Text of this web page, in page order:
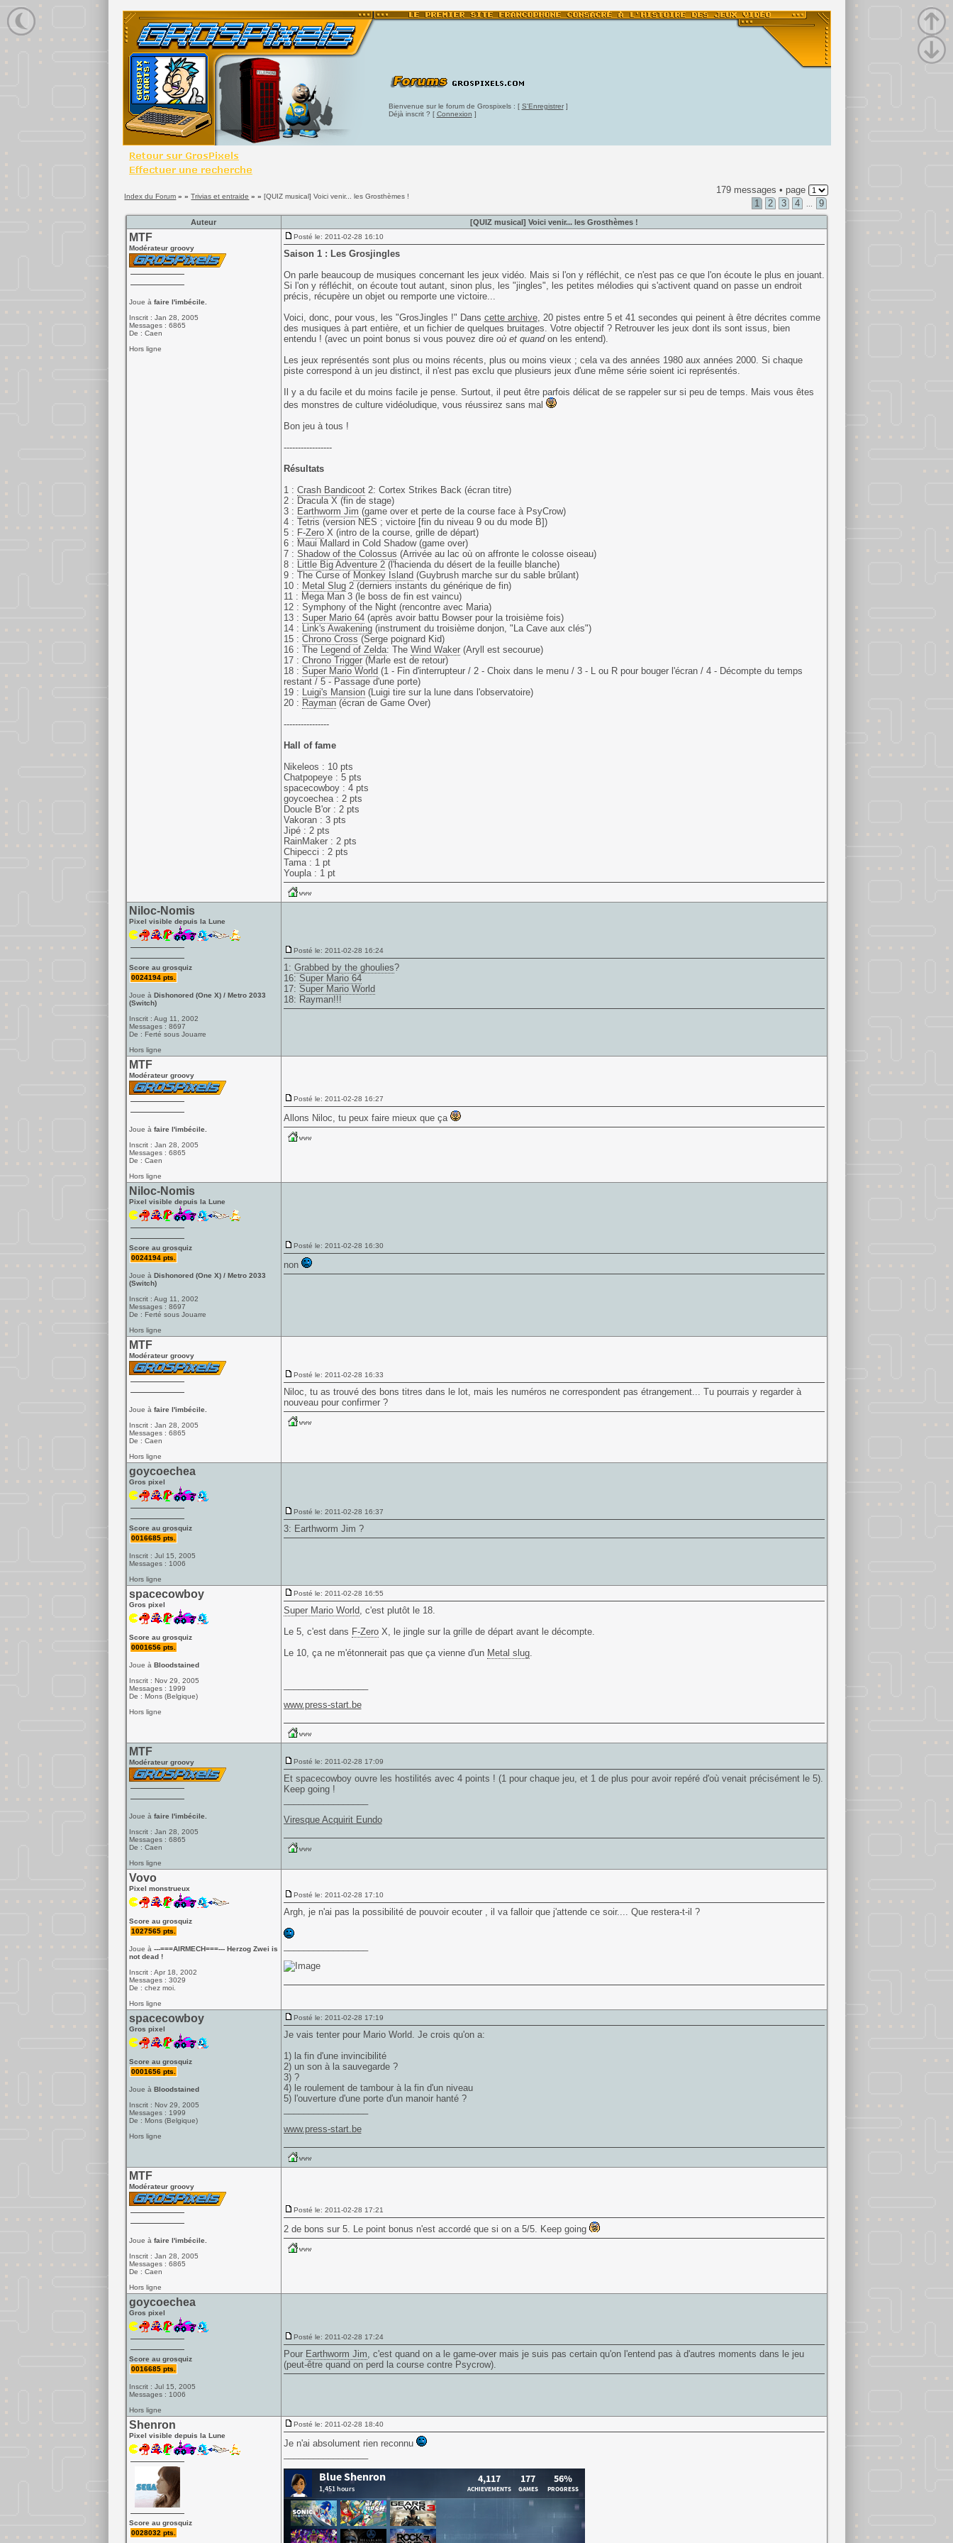
Bienvenue sur le forum de Grospixels : [ S'Enregistrer]
Déjà inscrit ? [ Connexion ]
Index du Forum » »Trivias et entraide » »[QUIZ musical] Voici venir... les Grosthèmes !
179 messages • page
1
2 3 4 9
Auteur [QUIZ musical] Voici venir... les Grosthèmes !
MTF
Modérateur groovy
Joue à faire l'imbécile.
Inscrit : Jan 28, 2005
Messages : 6865
De : Caen
Hors ligne
Posté le: 2011-02-28 16:10
Saison 1 : Les Grosjingles
On parle beaucoup de musiques concernant les jeux vidéo. Mais si l'on y réfléchit, ce n'est pas ce que l'on écoute le plus en jouant.
Si l'on y réfléchit, on écoute tout autant, sinon plus, les "jingles", les petites mélodies qui s'activent quand on passe un endroit
précis, récupère un objet ou remporte une victoire...
Voici, donc, pour vous, les "GrosJingles !" Dans cette archive, 20 pistes entre 5 et 41 secondes qui peinent à être décrites comme
des musiques à part entière, et un fichier de quelques bruitages. Votre objectif ? Retrouver les jeux dont ils sont issus, bien
entendu ! (avec un point bonus si vous pouvez dire où et quandon les entend).
Les jeux représentés sont plus ou moins récents, plus ou moins vieux ; cela va des années 1980 aux années 2000. Si chaque
piste correspond à un jeu distinct, il n'est pas exclu que plusieurs jeux d'une même série soient ici représentés.
Il y a du facile et du moins facile je pense. Surtout, il peut être parfois délicat de se rappeler sur si peu de temps. Mais vous êtes
des monstres de culture vidéoludique, vous réussirez sans mal
Bon jeu à tous !
-----------------
Résultats
1 : Crash Bandicoot2: Cortex Strikes Back (écran titre)
2 : Dracula X (fin de stage)
3 : Earthworm Jim (game over et perte de la course face à PsyCrow)
4 : Tetris (version NES ; victoire [fin du niveau 9 ou du mode B])
5 : F-ZeroX (intro de la course, grille de départ)
6 : Maui Mallard in Cold Shadow (game over)
7 : Shadow of the Colossus (Arrivée au lac où on affronte le colosse oiseau)
8 : Little Big Adventure 2(l'hacienda du désert de la feuille blanche)
9 : The Curse of Monkey Island (Guybrush marche sur du sable brûlant)
10 : Metal Slug2 (derniers instants du générique de fin)
11 : Mega Man 3 (le boss de fin est vaincu)
12 : Symphony of the Night (rencontre avec Maria)
13 : Super Mario 64(après avoir battu Bowser pour la troisième fois)
14 : Link's Awakening(instrument du troisième donjon, "La Cave aux clés")
15 : Chrono Cross (Serge poignard Kid)
16 : The Legend of Zelda: The Wind Waker(Aryll est secourue)
17 : Chrono Trigger(Marle est de retour)
18 : Super Mario World (1 - Fin d'interrupteur / 2 - Choix dans le menu / 3 - L ou R pour bouger l'écran / 4 - Décompte du temps
restant / 5 - Passage d'une porte)
19 : Luigi's Mansion(Luigi tire sur la lune dans l'observatoire)
20 : Rayman(écran de Game Over)
----------------
Hall of fame
Nikeleos : 10 pts
Chatpopeye : 5 pts
spacecowboy : 4 pts
goycoechea : 2 pts
Doucle B'or : 2 pts
Vakoran : 3 pts
Jipé : 2 pts
RainMaker : 2 pts
Chipecci : 2 pts
Tama : 1 pt
Youpla : 1 pt
Niloc-Nomis
Pixel visible depuis la Lune
Score au grosquiz
0024194 pts.
Joue à Dishonored (One X) / Metro 2033
(Switch)
Inscrit : Aug 11, 2002
Messages : 8697
De : Ferté sous Jouarre
Hors ligne
Posté le: 2011-02-28 16:24
1: Grabbed by the ghoulies?
16: Super Mario 64
17: Super Mario World
18: Rayman!!!
MTF
Modérateur groovy
Joue à faire l'imbécile.
Inscrit : Jan 28, 2005
Messages : 6865
De : Caen
Hors ligne
Posté le: 2011-02-28 16:27
Allons Niloc, tu peux faire mieux que ça
Niloc-Nomis
Pixel visible depuis la Lune
Score au grosquiz
0024194 pts.
Joue à Dishonored (One X) / Metro 2033
(Switch)
Inscrit : Aug 11, 2002
Messages : 8697
De : Ferté sous Jouarre
Hors ligne
Posté le: 2011-02-28 16:30
non
MTF
Modérateur groovy
Joue à faire l'imbécile.
Inscrit : Jan 28, 2005
Messages : 6865
De : Caen
Hors ligne
Posté le: 2011-02-28 16:33
Niloc, tu as trouvé des bons titres dans le lot, mais les numéros ne correspondent pas étrangement... Tu pourrais y regarder à
nouveau pour confirmer ?
goycoechea
Gros pixel
Score au grosquiz
0016685 pts.
Inscrit : Jul 15, 2005
Messages : 1006
Hors ligne
Posté le: 2011-02-28 16:37
3: Earthworm Jim ?
spacecowboy
Gros pixel
Score au grosquiz
0001656 pts.
Joue à Bloodstained
Inscrit : Nov 29, 2005
Messages : 1999
De : Mons (Belgique)
Hors ligne
Posté le: 2011-02-28 16:55
Super Mario World, c'est plutôt le 18.
Le 5, c'est dans F-ZeroX, le jingle sur la grille de départ avant le décompte.
Le 10, ça ne m'étonnerait pas que ça vienne d'un Metal slug.
www.press-start.be
MTF
Modérateur groovy
Joue à faire l'imbécile.
Inscrit : Jan 28, 2005
Messages : 6865
De : Caen
Hors ligne
Posté le: 2011-02-28 17:09
Et spacecowboy ouvre les hostilités avec 4 points ! (1 pour chaque jeu, et 1 de plus pour avoir repéré d'où venait précisément le 5).
Keep going !
Viresque Acquirit Eundo
Vovo
Pixel monstrueux
Score au grosquiz
1027565 pts.
Joue à ---===AIRMECH===--- Herzog Zwei is
not dead !
Inscrit : Apr 18, 2002
Messages : 3029
De : chez moi.
Hors ligne
Posté le: 2011-02-28 17:10
Argh, je n'ai pas la possibilité de pouvoir ecouter , il va falloir que j'attende ce soir.... Que restera-t-il ?
spacecowboy
Gros pixel
Score au grosquiz
0001656 pts.
Joue à Bloodstained
Inscrit : Nov 29, 2005
Messages : 1999
De : Mons (Belgique)
Hors ligne
Posté le: 2011-02-28 17:19
Je vais tenter pour Mario World. Je crois qu'on a:
1) la fin d'une invincibilité
2) un son à la sauvegarde ?
3) ?
4) le roulement de tambour à la fin d'un niveau
5) l'ouverture d'une porte d'un manoir hanté ?
www.press-start.be
MTF
Modérateur groovy
Joue à faire l'imbécile.
Inscrit : Jan 28, 2005
Messages : 6865
De : Caen
Hors ligne
Posté le: 2011-02-28 17:21
2 de bons sur 5. Le point bonus n'est accordé que si on a 5/5. Keep going
goycoechea
Gros pixel
Score au grosquiz
0016685 pts.
Inscrit : Jul 15, 2005
Messages : 1006
Hors ligne
Posté le: 2011-02-28 17:24
Pour Earthworm Jim, c'est quand on a le game-over mais je suis pas certain qu'on l'entend pas à d'autres moments dans le jeu
(peut-être quand on perd la course contre Psycrow).
Shenron
Pixel visible depuis la Lune
Score au grosquiz
0028032 pts.
Posté le: 2011-02-28 18:40
Je n'ai absolument rien reconnu